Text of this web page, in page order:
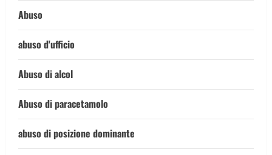
Abuso
abuso d'ufficio
Abuso di alcol
Abuso di paracetamolo
abuso di posizione dominante